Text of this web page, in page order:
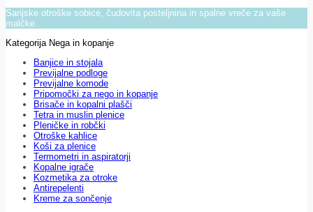
Sanjske otroške sobice, čudovita posteljnina in spalne vreče za vaše
malčke.
Kategorija Nega in kopanje
Banjice in stojala
Previjalne podloge
Previjalne komode
Pripomočki za nego in kopanje
Brisače in kopalni plašči
Tetra in muslin plenice
Pleničke in robčki
Otroške kahlice
Koši za plenice
Termometri in aspiratorji
Kopalne igrače
Kozmetika za otroke
Antirepelenti
Kreme za sončenje